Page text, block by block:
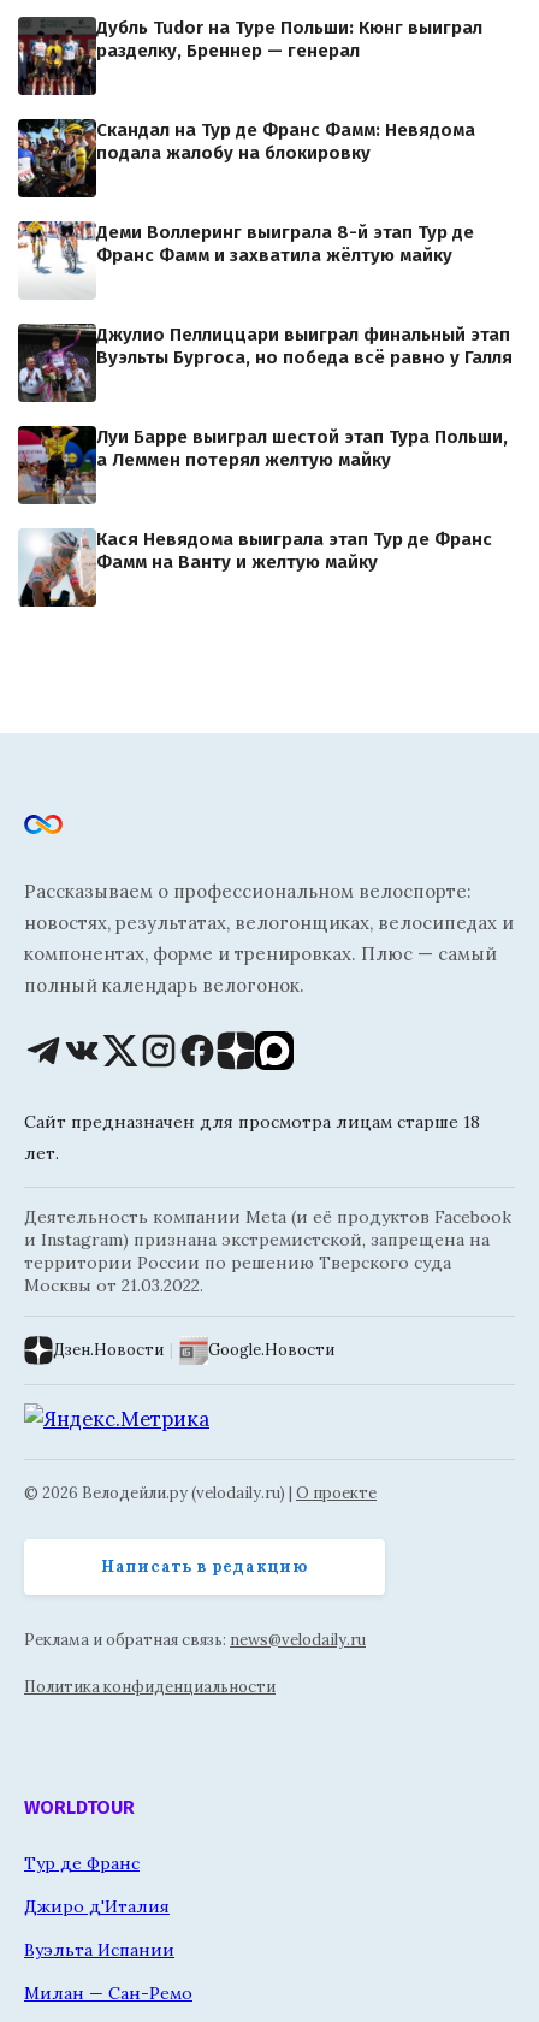
Дубль Tudor на Туре Польши: Кюнг выиграл
разделку, Бреннер — генерал
Скандал на Тур де Франс Фамм: Невядома
подала жалобу на блокировку
Деми Воллеринг выиграла 8-й этап Тур де
Франс Фамм и захватила жёлтую майку
Джулио Пеллиццари выиграл финальный этап
Вуэльты Бургоса, но победа всё равно у Галля
Луи Барре выиграл шестой этап Тура Польши,
а Леммен потерял желтую майку
Кася Невядома выиграла этап Тур де Франс
Фамм на Ванту и желтую майку
Рассказываем о профессиональном велоспорте:
новостях, результатах, велогонщиках, велосипедах и
компонентах, форме и тренировках. Плюс — самый
полный календарь велогонок.
Сайт предназначен для просмотра лицам старше 18
лет.
Деятельность компании Meta (и её продуктов Facebook
и Instagram) признана экстремистской, запрещена на
территории России по решению Тверского суда
Москвы от 21.03.2022.
Дзен.Новости | Google.Новости
© 2026 Велодейли.ру (velodaily.ru) | О проекте
Написать в редакцию
Реклама и обратная связь: news@velodaily.ru
Политика конфиденциальности
WORLDTOUR
Тур де Франс
Джиро д'Италия
Вуэльта Испании
Милан — Сан-Ремо